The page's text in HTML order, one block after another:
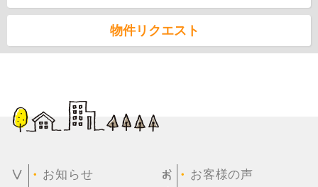
物件リクエスト
・ お知らせ ・ お客様の声